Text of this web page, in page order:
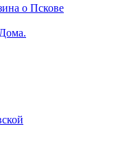
о Пскове